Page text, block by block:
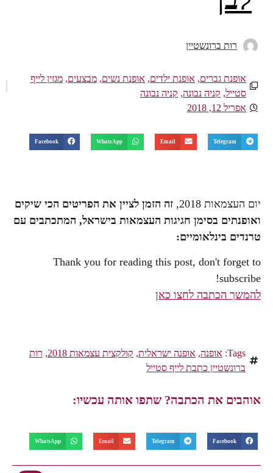
רות ברונשטיין
אופנת גברים, אופנת ילדים, אופנת נשים, מבצעים, מגזין לייף
סטייל, קניה נבונה, קניה נבונה
אפריל 12, 2018
Telegram
Email
WhatsApp
Facebook
יום העצמאות 2018,
זה הזמן לציין את הפריטים הכי שיקים
ואופנתים בסימן חגיגות העצמאות בישראל, המתכתבים עם
טרנדים בינלאומיים:
Thank you for reading this post, don't forget to
subscribe!
להמשך הכתבה לחצו כאן
Tags: אופנה, אופנה ישראלית, קולקצית עצמאות 2018 , רות
ברונשטיין כתבת לייף סטייל
אוהבים את הכתבה? שתפו אותה עכשיו:
Facebook
Telegram
Email
WhatsApp